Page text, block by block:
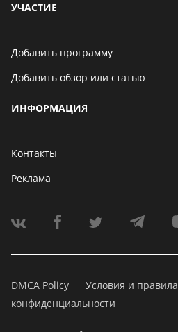
УЧАСТИЕ
Добавить программу
Добавить обзор или статью
ИНФОРМАЦИЯ
Контакты
Реклама
DMCA Policy Условия и правила
конфиденциальности